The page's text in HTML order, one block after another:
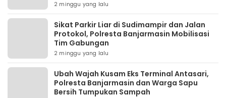
2 minggu yang lalu
Sikat Parkir Liar di Sudimampir dan Jalan
Protokol, Polresta Banjarmasin Mobilisasi
Tim Gabungan
2 minggu yang lalu
Ubah Wajah Kusam Eks Terminal Antasari,
Polresta Banjarmasin dan Warga Sapu
Bersih Tumpukan Sampah